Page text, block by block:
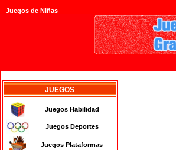
Juegos de Niñas
JUEGOS
Juegos Habilidad
Juegos Deportes
Juegos Plataformas